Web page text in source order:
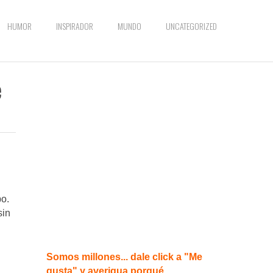
HUMOR INSPIRADOR MUNDO UNCATEGORIZED
Somos millones... dale click a "Me
gusta" y averigua porqué